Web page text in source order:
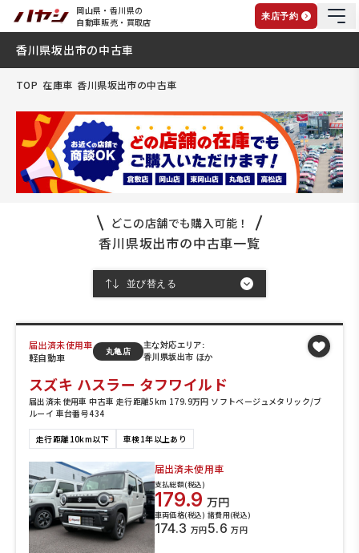
岡山県・香川県の
自動車販売・買取店
来店予約
香川県坂出市の中古車
TOP 在庫車 香川県坂出市の中古車
どこの店舗でも購入可能！
香川県坂出市の中古車一覧
届出済未使用車
軽自動車
丸亀店
主な対応エリア:
香川県坂出市 ほか
スズキ ハスラー タフワイルド
届出済未使用車 中古車 走行距離5km 179.9万円 ソフトベージュメタリック/ブ
ルーイ 車台番号434
走行距離10km以下 車検1年以上あり
届出済未使用車
支払総額(税込)
179.9 万円
車両価格(税込)
174.3 万円
諸費用(税込)
5.6 万円